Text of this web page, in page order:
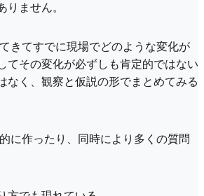
りません。
きてすでに現場でどのような変化が
てその変化が必ずしも肯定的ではない
なく、観察と仮説の形でまとめてみる
に作ったり、同時により多くの質問